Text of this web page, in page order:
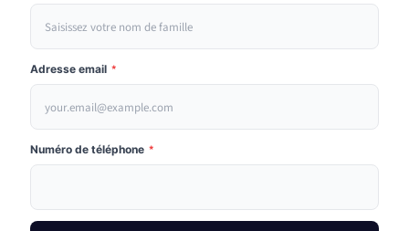
Adresse email *
Numéro de téléphone *